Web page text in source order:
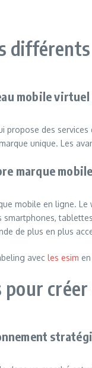
mobile virtuel
propose des
unique. Les
marque
mobile en ligne.
smartphones,
de plus en plus
avec les esim
pour